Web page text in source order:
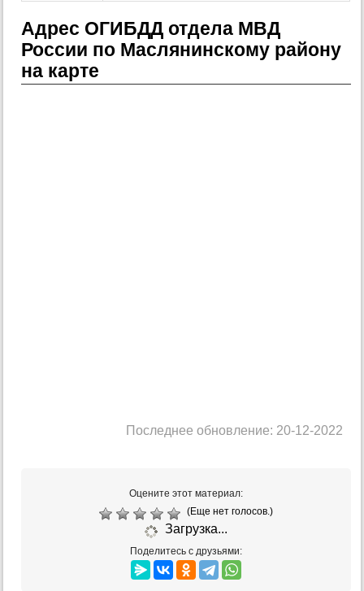
Адрес ОГИБДД отдела МВД
России по Маслянинскому району
на карте
Последнее обновление: 20-12-2022
Оцените этот материал:
(Еще нет голосов.)
Загрузка...
Поделитесь с друзьями: